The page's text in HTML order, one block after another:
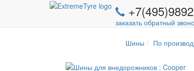
заказать обратный
Шины По